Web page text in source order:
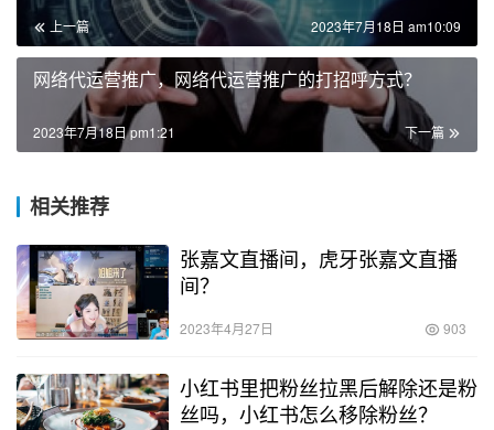
上一篇 2023年7月18日 am10:09
网络代运营推广，网络代运营推广的打招呼方式？
下一篇
2023年7月18日 pm1:21
相关推荐
张嘉文直播间，虎牙张嘉文直播
间？
2023年4月27日 903
小红书里把粉丝拉黑后解除还是粉
丝吗，小红书怎么移除粉丝？